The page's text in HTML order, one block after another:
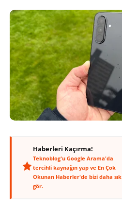
Haberleri Kaçırma!
Teknoblog'u Google Arama'da
tercihli kaynağın yap ve En Çok
Okunan Haberler'de bizi daha sık
gör.